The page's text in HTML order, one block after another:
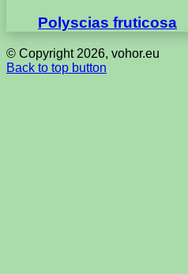
Polyscias fruticosa
© Copyright 2026, vohor.eu
Back to top button